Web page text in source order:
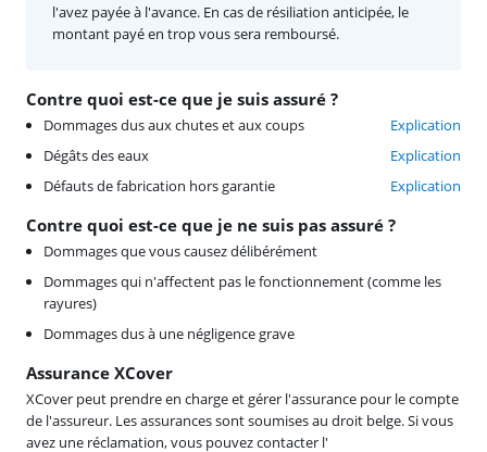
Contre quoi est-ce que je suis assuré ?
Dommages dus aux chutes et aux coups
Explication
Dégâts des eaux
Explication
Défauts de fabrication hors garantie
Explication
Contre quoi est-ce que je ne suis pas assuré ?
Dommages que vous causez délibérément
Dommages qui n'affectent pas le fonctionnement (comme les
rayures)
Dommages dus à une négligence grave
Assurance XCover
XCover peut prendre en charge et gérer l'assurance pour le compte
de l'assureur. Les assurances sont soumises au droit belge. Si vous
avez une réclamation, vous pouvez contacter l'
l'avez payée à l'avance. En cas de résiliation anticipée, le
montant payé en trop vous sera remboursé.